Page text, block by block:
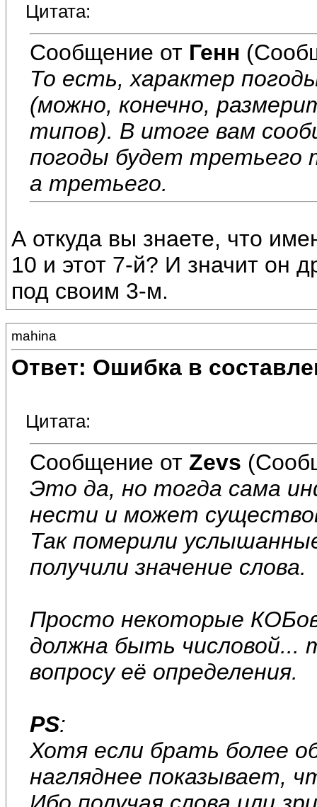
Цитата:
Сообщение от Генн
То есть, характер
(можно, конечно,
типов). В итоге вам
погоды будет третьего
а третьего.
А откуда вы знаете, что
10 и этот 7-й? И значит он
под своим 3-м.
mahina
Ответ: Ошибка в
Цитата:
Сообщение от Zevs
Это да, но тогда сама
нести и может
Так померили
получили значение слова.
Просто некоторые
должна быть числовой...
вопросу её определения.
PS:
Хотя если брать более
нагляднее показывает,